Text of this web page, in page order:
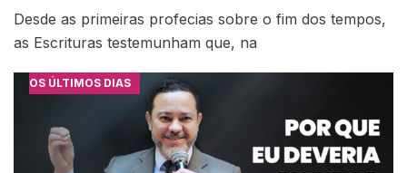
Desde as primeiras profecias sobre o fim dos tempos,
as Escrituras testemunham que, na
OS ÚLTIMOS DIAS